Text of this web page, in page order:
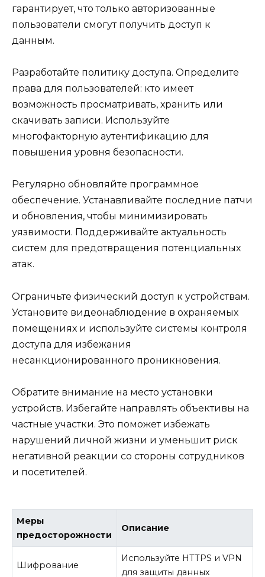
гарантирует, что только авторизованные
пользователи смогут получить доступ к
данным.
Разработайте политику доступа. Определите
права для пользователей: кто имеет
возможность просматривать, хранить или
скачивать записи. Используйте
многофакторную аутентификацию для
повышения уровня безопасности.
Регулярно обновляйте программное
обеспечение. Устанавливайте последние патчи
и обновления, чтобы минимизировать
уязвимости. Поддерживайте актуальность
систем для предотвращения потенциальных
атак.
Ограничьте физический доступ к устройствам.
Установите видеонаблюдение в охраняемых
помещениях и используйте системы контроля
доступа для избежания
несанкционированного проникновения.
Обратите внимание на место установки
устройств. Избегайте направлять объективы на
частные участки. Это поможет избежать
нарушений личной жизни и уменьшит риск
негативной реакции со стороны сотрудников
и посетителей.
Меры
предосторожности
Описание
Шифрование
Используйте HTTPS и VPN
для защиты данных